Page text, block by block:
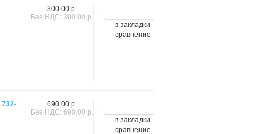
в закладки
сравнение
300.00 р.
Без НДС: 300.00 р.
в закладки
сравнение
690.00 р.
Без НДС: 690.00 р.